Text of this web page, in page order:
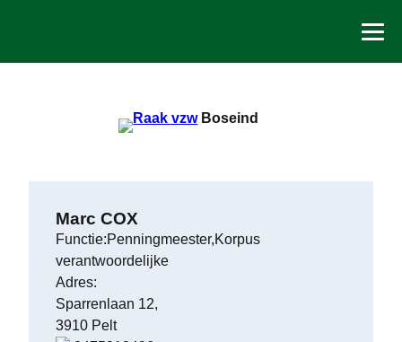
Boseind
Marc COX
Functie:Penningmeester,Korpus
verantwoordelijke
Adres:
Sparrenlaan 12,
3910 Pelt